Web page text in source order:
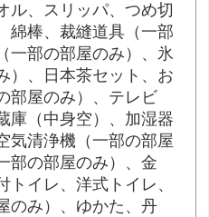
ル、スリッパ、つめ切
綿棒、裁縫道具（一部
一部の部屋のみ）、氷
）、日本茶セット、お
部屋のみ）、テレビ
庫（中身空）、加湿器
気清浄機（一部の部屋
部の部屋のみ）、金
イレ、洋式トイレ、
のみ）、ゆかた、丹